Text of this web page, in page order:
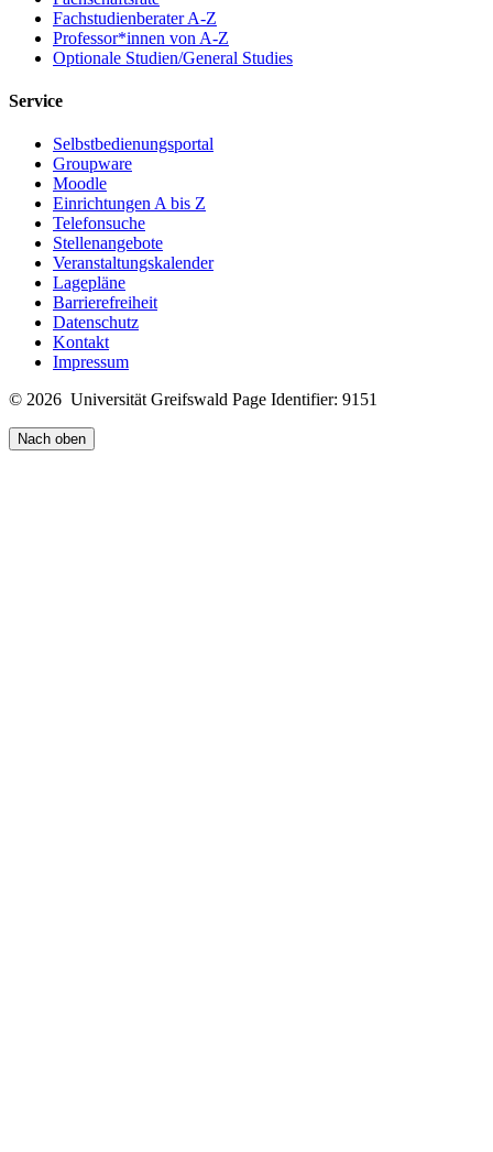
Fachstudienberater A-Z
Professor*innen von A-Z
Optionale Studien/General Studies
Service
Selbstbedienungsportal
Groupware
Moodle
Einrichtungen A bis Z
Telefonsuche
Stellenangebote
Veranstaltungskalender
Lagepläne
Barrierefreiheit
Datenschutz
Kontakt
Impressum
© 2026 Universität Greifswald Page Identifier: 9151
Nach oben